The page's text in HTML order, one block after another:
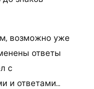
возможно уже
ответы
с
и ответами…